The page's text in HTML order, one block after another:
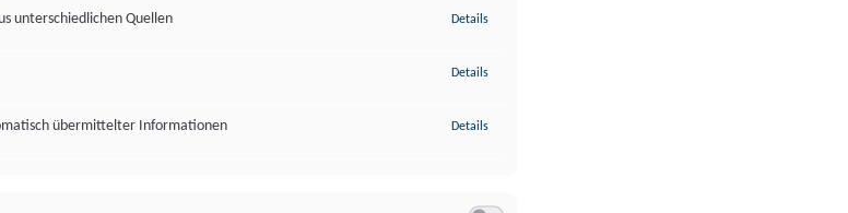
unterschiedlichen Quellen
Details
Details
übermittelter Informationen Details